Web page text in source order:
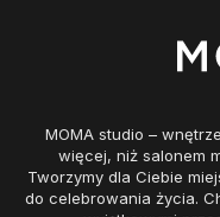
MOMA studio –
więcej, niż salonem
Tworzymy dla Ciebie
do celebrowania życia.